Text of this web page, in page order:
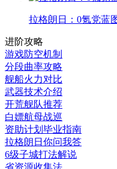
拉格朗日：0氪党蓝
进阶攻略
游戏防空机制
分段曲率攻略
舰船火力对比
武器技术介绍
开荒舰队推荐
白嫖航母战巡
资助计划毕业指南
拉格朗日你问我答
6级子城打法解说
省资源收集法